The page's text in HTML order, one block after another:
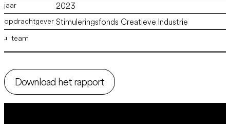
2023
Stimuleringsfonds Creatieve Industrie
team
Download het rapport